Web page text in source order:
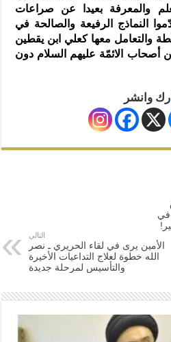
والمعرفة بعيدا عن صراعات
النماذج الرفيعة والصالحة في
والتعامل معها كعلي ابن يقطين
أصحاب الائمّة عليهم السلام دون
وانشر
في
التالي
الأمين يرى في لقاء الحريري ـ نصر
الله خطوة لعلاج التداعيات الأخيرة
والتأسيس لمرحلة جديدة